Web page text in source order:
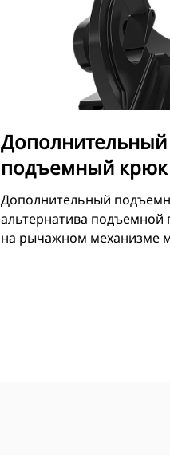
Дополнительный
подъемный крюк
Дополнительный
альтернатива
на рычажном механизме